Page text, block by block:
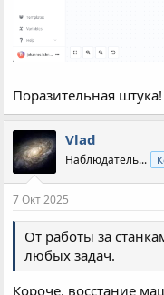
Поразительная штука!
Vlad
Наблюдатель...
7 Окт 2025
От работы за
любых задач.
Короче, восстание